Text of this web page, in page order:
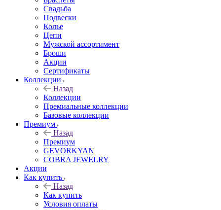
Свадьба
Подвески
Колье
Цепи
Мужской ассортимент
Броши
Акции
Сертификаты
Коллекции
Назад
Коллекции
Премиальные коллекции
Базовые коллекции
Премиум
Назад
Премиум
GEVORKYAN
COBRA JEWELRY
Акции
Как купить
Назад
Как купить
Условия оплаты